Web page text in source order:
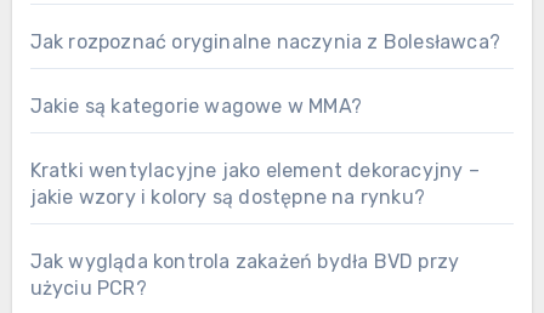
Jak rozpoznać oryginalne naczynia z Bolesławca?
Jakie są kategorie wagowe w MMA?
Kratki wentylacyjne jako element dekoracyjny –
jakie wzory i kolory są dostępne na rynku?
Jak wygląda kontrola zakażeń bydła BVD przy
użyciu PCR?